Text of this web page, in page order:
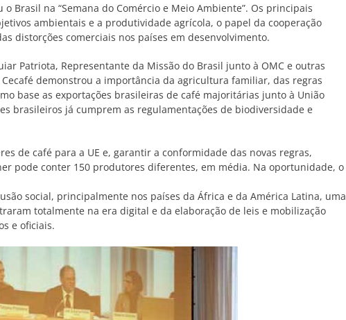
Brasil na “Semana do Comércio e Meio Ambiente”. Os principais
ambientais e a produtividade agrícola, o papel da cooperação
distorções comerciais nos países em desenvolvimento.
Patriota, Representante da Missão do Brasil junto à OMC e outras
demonstrou a importância da agricultura familiar, das regras
base as exportações brasileiras de café majoritárias junto à União
brasileiros já cumprem as regulamentações de biodiversidade e
de café para a UE e, garantir a conformidade das novas regras,
pode conter 150 produtores diferentes, em média. Na oportunidade, o
social, principalmente nos países da África e da América Latina, uma
totalmente na era digital e da elaboração de leis e mobilização
e oficiais.